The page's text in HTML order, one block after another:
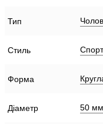
Тип
Стиль
Форма
Діаметр 50 мм